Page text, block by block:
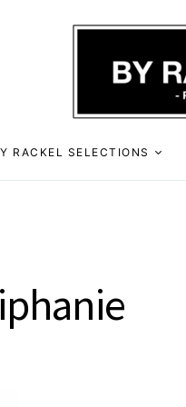
RACKEL SELECTIONS